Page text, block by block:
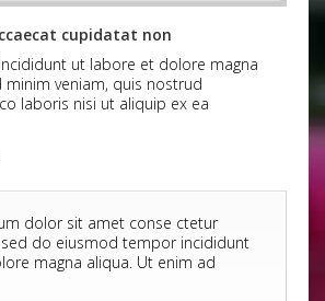
cupidatat non
ut labore et dolore magna
minim veniam, quis nostrud
laboris nisi ut aliquip ex ea
dolor sit amet conse ctetur
sed do eiusmod tempor incididunt
magna aliqua. Ut enim ad